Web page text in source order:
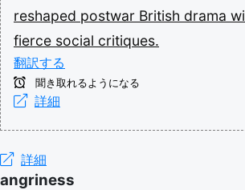
reshaped postwar British drama
fierce social critiques.
翻訳する
聞き取れるようになる
詳細
詳細
angriness